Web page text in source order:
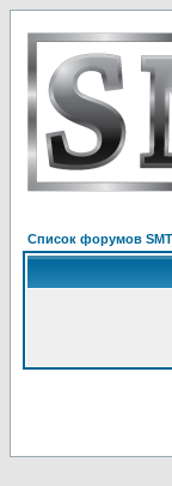
Список форумов